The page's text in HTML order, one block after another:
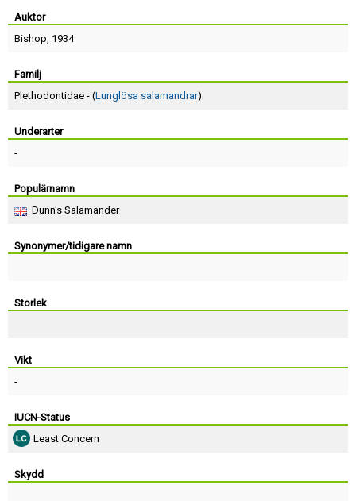
Auktor
Bishop, 1934
Familj
Plethodontidae - (Lunglösa salamandrar)
Underarter
-
Populärnamn
Dunn's Salamander
Synonymer/tidigare namn
Storlek
Vikt
-
IUCN-Status
Least Concern
Skydd
Terms of Service
Skapa konto